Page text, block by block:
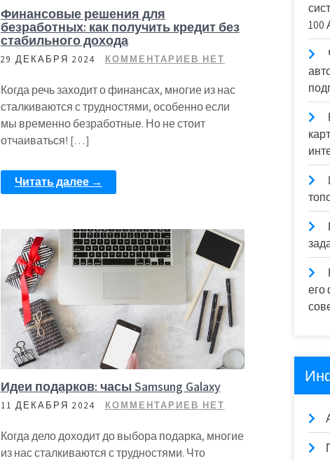
Финансовые решения для
безработных: как получить кредит без
стабильного дохода
29 ДЕКАБРЯ 2024 КОММЕНТАРИЕВ НЕТ
Когда речь заходит о финансах, многие из нас
сталкиваются с трудностями, особенно если
мы временно безработные. Но не стоит
отчаиваться! […]
Читать далее →
Идеи подарков: часы Samsung Galaxy
11 ДЕКАБРЯ 2024 КОММЕНТАРИЕВ НЕТ
Когда дело доходит до выбора подарка, многие
из нас сталкиваются с трудностями. Что
100
его